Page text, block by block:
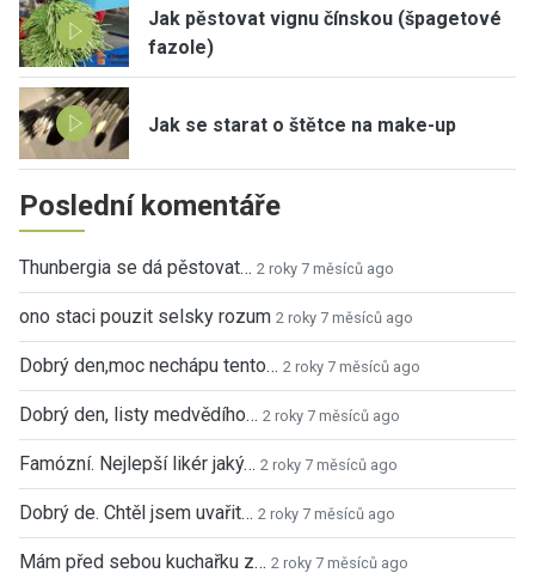
Jak pěstovat vignu čínskou (špagetové
fazole)
Jak se starat o štětce na make-up
Poslední komentáře
Thunbergia se dá pěstovat… 2 roky 7 měsíců ago
ono staci pouzit selsky rozum 2 roky 7 měsíců ago
Dobrý den,moc nechápu tento… 2 roky 7 měsíců ago
Dobrý den, listy medvědího… 2 roky 7 měsíců ago
Famózní. Nejlepší likér jaký… 2 roky 7 měsíců ago
Dobrý de. Chtěl jsem uvařit… 2 roky 7 měsíců ago
Mám před sebou kuchařku z… 2 roky 7 měsíců ago